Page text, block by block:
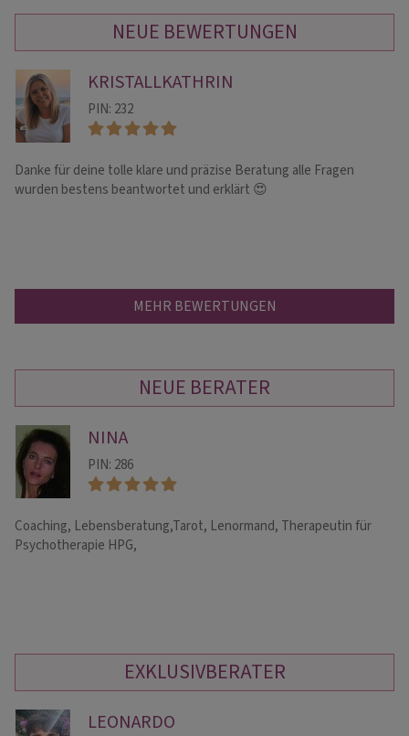
NEUE BEWERTUNGEN
KRISTALLKATHRIN
PIN: 232
Danke für deine tolle klare und präzise Beratung alle Fragen
wurden bestens beantwortet und erklärt 😍
MEHR BEWERTUNGEN
NEUE BERATER
NINA
PIN: 286
Coaching, Lebensberatung,Tarot, Lenormand, Therapeutin für
Psychotherapie HPG,
EXKLUSIVBERATER
LEONARDO